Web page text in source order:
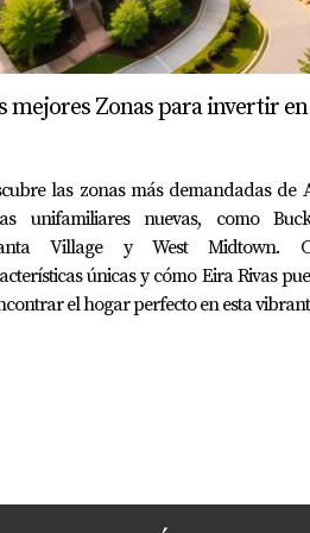
necesitaba algunas
convirtió no solo en un lugar
en un barrio vibrante. Eira
lograron hacer
depende en gran medida de
se alinea con tus objetivos a
mejores Zonas para invertir
las zonas más demandadas de
unifamiliares nuevas, como
Village y West Midtown.
únicas y cómo Eira Rivas
el hogar perfecto en esta